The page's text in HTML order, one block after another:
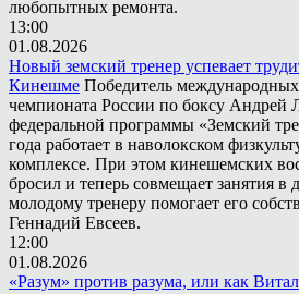
любопытных ремонта.
13:00
01.08.2026
Новый земский тренер успевает
Кинешме Победитель
чемпионата России по боксу Андрей
федеральной программы «Земский
года работает в наволокском
комплексе. При этом кинешемских
бросил и теперь совмещает занятия в
молодому тренеру помогает его
Геннадий Евсеев.
12:00
01.08.2026
«Разум» против разума, или как